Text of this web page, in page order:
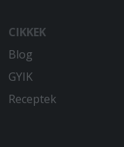
CIKKEK
Blog
GYIK
Receptek